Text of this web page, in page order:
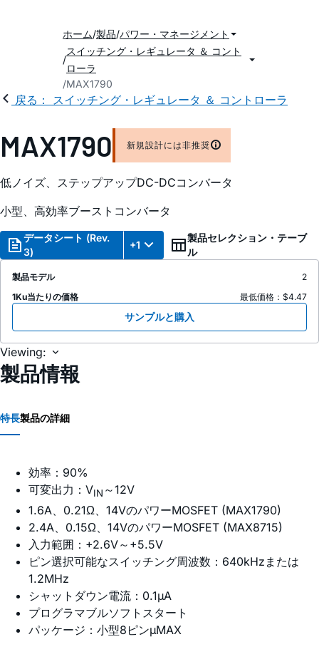
ホーム 製品 パワー・マネージメント
スイッチング・レギュレータ ＆ コント
ローラ
MAX1790
戻る： スイッチング・レギュレータ ＆ コントローラ
MAX1790 新規設計には非推奨
低ノイズ、ステップアップDC-DCコンバータ
小型、高効率ブーストコンバータ
データシート (Rev.
3)
+1
製品セレクション・テーブ
ル
製品モデル
2
1Ku当たりの価格
最低価格：$4.47
サンプルと購入
Viewing:
製品情報
特長製品の詳細
効率：90%
可変出力：VIN ～12V
1.6A、0.21Ω、14VのパワーMOSFET (MAX1790)
2.4A、0.15Ω、14VのパワーMOSFET (MAX8715)
入力範囲：+2.6V～+5.5V
ピン選択可能なスイッチング周波数：640kHzまたは
1.2MHz
シャットダウン電流：0.1µA
プログラマブルソフトスタート
パッケージ：小型8ピンµMAX